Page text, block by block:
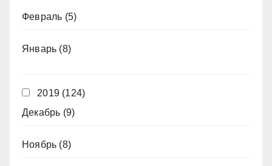
Февраль (5)
Январь (8)
2019 (124)
Декабрь (9)
Ноябрь (8)